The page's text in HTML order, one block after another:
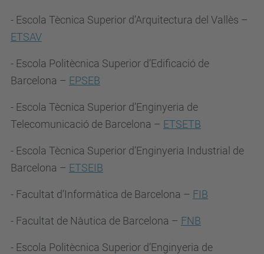
- Escola Tècnica Superior d’Arquitectura del Vallès –
ETSAV
- Escola Politècnica Superior d’Edificació de
Barcelona – EPSEB
- Escola Tècnica Superior d’Enginyeria de
Telecomunicació de Barcelona – ETSETB
- Escola Tècnica Superior d’Enginyeria Industrial de
Barcelona – ETSEIB
- Facultat d’Informàtica de Barcelona – FIB
- Facultat de Nàutica de Barcelona – FNB
- Escola Politècnica Superior d’Enginyeria de